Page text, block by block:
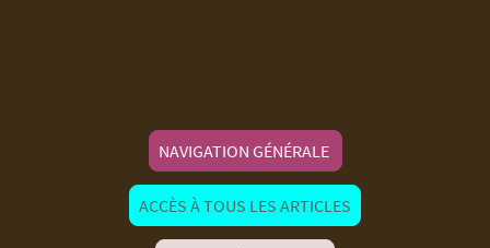
NAVIGATION GÉNÉRALE
ACCÈS À TOUS LES ARTICLES